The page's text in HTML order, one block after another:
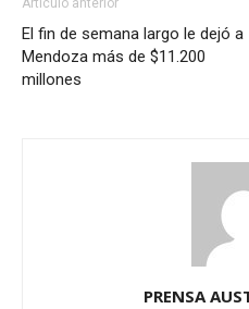
Artículo anterior
El fin de semana largo le dejó a
Mendoza más de $11.200
millones
PRENSA